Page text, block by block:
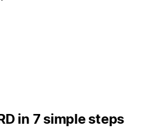
in 7 simple steps